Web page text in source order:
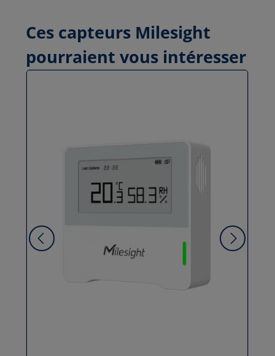
Ces capteurs Milesight
pourraient vous intéresser